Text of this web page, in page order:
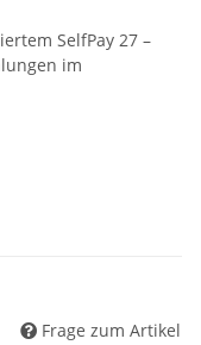
SelfPay 27 –
im
Frage zum Artikel